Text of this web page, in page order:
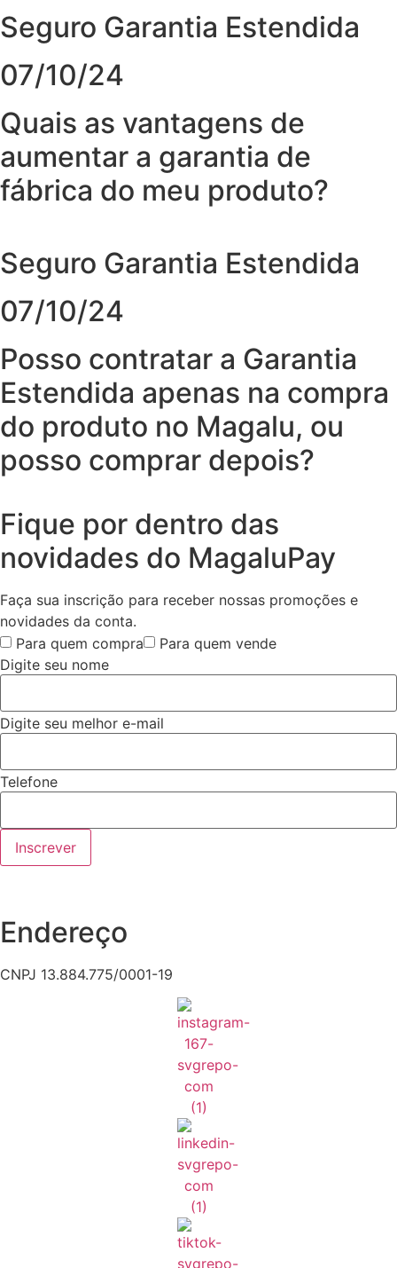
Seguro Garantia Estendida
07/10/24
Quais as vantagens de
aumentar a garantia de
fábrica do meu produto?
Seguro Garantia Estendida
07/10/24
Posso contratar a Garantia
Estendida apenas na compra
do produto no Magalu, ou
posso comprar depois?
Fique por dentro das
novidades do MagaluPay
Faça sua inscrição para receber nossas promoções e
novidades da conta.
Para quem compra
Para quem vende
Digite seu nome
Digite seu melhor e-mail
Telefone
Inscrever
Endereço
CNPJ 13.884.775/0001-19